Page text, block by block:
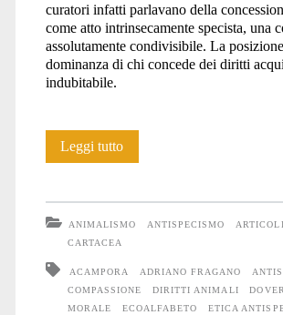
curatori infatti parlavano della
come atto intrinsecamente specista, una
assolutamente condivisibile. La
dominanza di chi concede dei diritti
indubitabile.
Leggi tuttoIl
ANIMALISMO ANTISPECISMO
CARTACEA
ACAMPORA ADRIANO FRAGANO
COMPASSIONE
DIRITTI ANIMALI
MORALE
ECOALFABETO
ETICA